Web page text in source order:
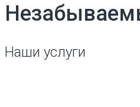
Наши услуги